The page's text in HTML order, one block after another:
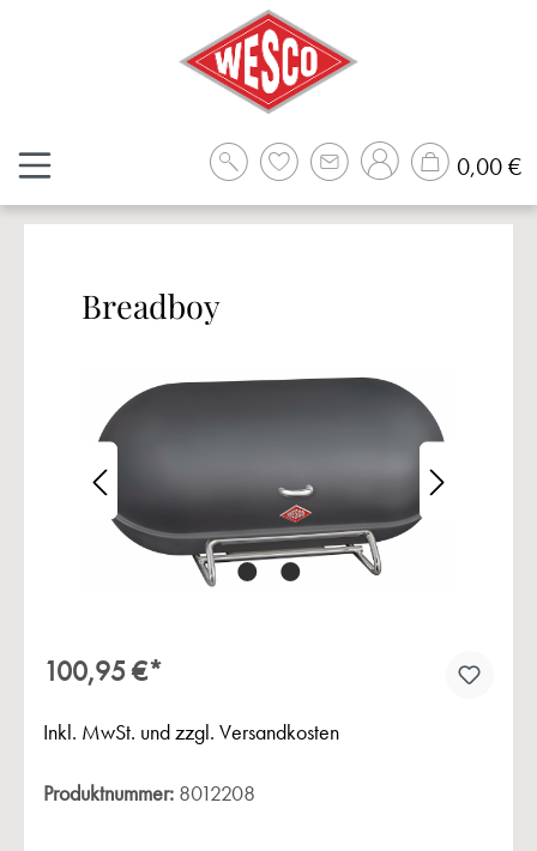
0,00 €
Breadboy
Bildergalerie überspringen
100,95 €*
Inkl. MwSt. und zzgl. Versandkosten
Produktnummer: 8012208